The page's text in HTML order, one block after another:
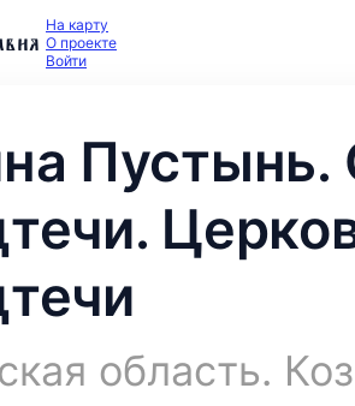
На карту
О проекте
Войти
Пустынь.
область.